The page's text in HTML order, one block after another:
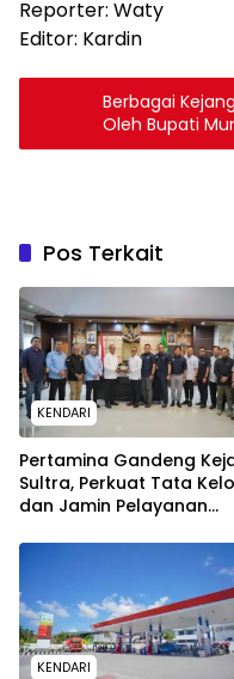
Reporter: Waty
Editor: Kardin
Berbagai
Oleh Bupati
Pos Terkait
KENDARI
Pertamina Gandeng
Sultra, Perkuat Tata
dan Jamin Pelayanan
KENDARI